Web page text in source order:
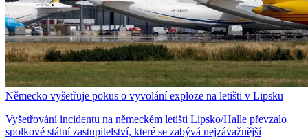
Německo vyšetřuje pokus o vyvolání exploze na letišti v Lipsku
Vyšetřování incidentu na německém letišti Lipsko/Halle převzalo
spolkové státní zastupitelství, které se zabývá nejzávažnější